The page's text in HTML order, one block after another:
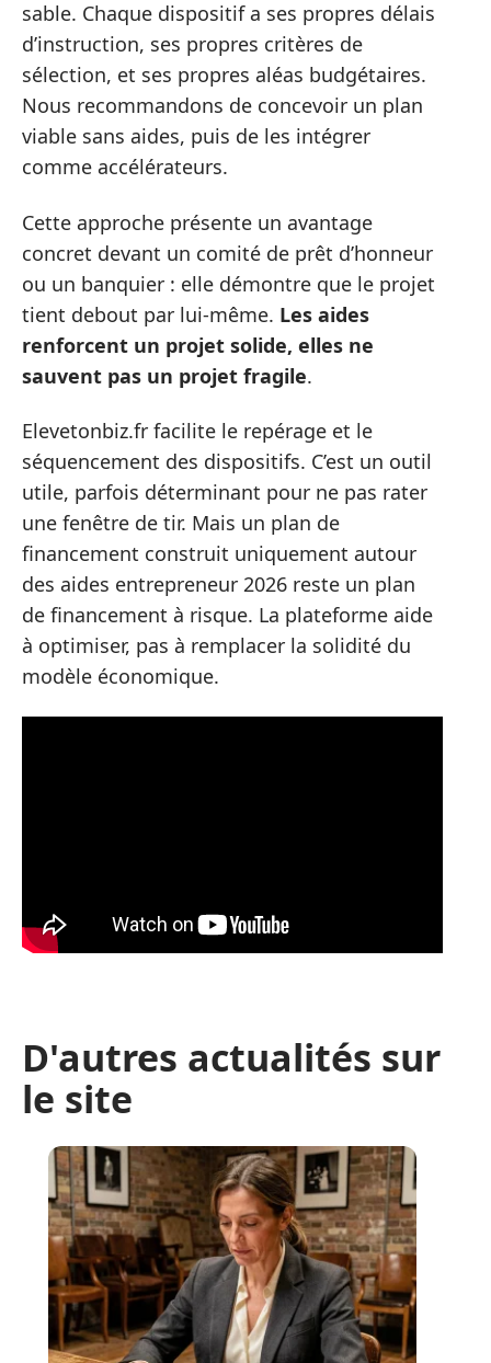
sable. Chaque dispositif a ses propres délais
d’instruction, ses propres critères de
sélection, et ses propres aléas budgétaires.
Nous recommandons de concevoir un plan
viable sans aides, puis de les intégrer
comme accélérateurs.
Cette approche présente un avantage
concret devant un comité de prêt d’honneur
ou un banquier : elle démontre que le projet
tient debout par lui-même. Les aides
renforcent un projet solide, elles ne
sauvent pas un projet fragile.
Elevetonbiz.fr facilite le repérage et le
séquencement des dispositifs. C’est un outil
utile, parfois déterminant pour ne pas rater
une fenêtre de tir. Mais un plan de
financement construit uniquement autour
des aides entrepreneur 2026 reste un plan
de financement à risque. La plateforme aide
à optimiser, pas à remplacer la solidité du
modèle économique.
D'autres actualités sur
le site